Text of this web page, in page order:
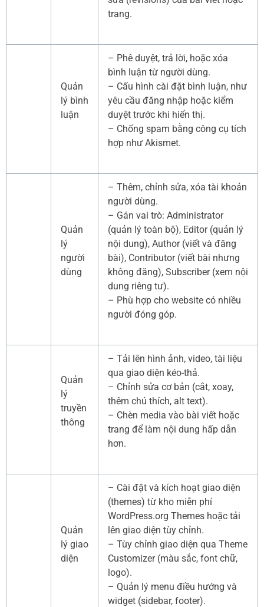
trang.
Quản
lý bình
luận
– Phê duyệt, trả lời, hoặc xóa
bình luận từ người dùng.
– Cấu hình cài đặt bình luận, như
yêu cầu đăng nhập hoặc kiểm
duyệt trước khi hiển thị.
– Chống spam bằng công cụ tích
hợp như Akismet.
Quản
lý
người
dùng
– Thêm, chỉnh sửa, xóa tài khoản
người dùng.
– Gán vai trò: Administrator
(quản lý toàn bộ), Editor (quản lý
nội dung), Author (viết và đăng
bài), Contributor (viết bài nhưng
không đăng), Subscriber (xem nội
dung riêng tư).
– Phù hợp cho website có nhiều
người đóng góp.
Quản
lý
truyền
thông
– Tải lên hình ảnh, video, tài liệu
qua giao diện kéo-thả.
– Chỉnh sửa cơ bản (cắt, xoay,
thêm chú thích, alt text).
– Chèn media vào bài viết hoặc
trang để làm nội dung hấp dẫn
hơn.
Quản
lý giao
diện
– Cài đặt và kích hoạt giao diện
(themes) từ kho miễn phí
WordPress.org Themes hoặc tải
lên giao diện tùy chỉnh.
– Tùy chỉnh giao diện qua Theme
Customizer (màu sắc, font chữ,
logo).
– Quản lý menu điều hướng và
widget (sidebar, footer).